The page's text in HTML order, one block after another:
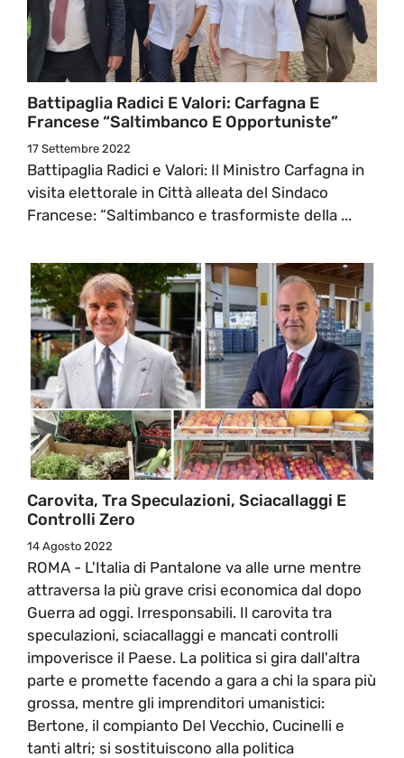
Battipaglia Radici E Valori: Carfagna E
Francese “saltimbanco E Opportuniste”
17 Settembre 2022
Battipaglia Radici e Valori: Il Ministro Carfagna in
visita elettorale in Città alleata del Sindaco
Francese: “Saltimbanco e trasformiste della ...
Carovita, Tra Speculazioni, Sciacallaggi E
Controlli Zero
14 Agosto 2022
ROMA - L'Italia di Pantalone va alle urne mentre
attraversa la più grave crisi economica dal dopo
Guerra ad oggi. Irresponsabili. Il carovita tra
speculazioni, sciacallaggi e mancati controlli
impoverisce il Paese. La politica si gira dall'altra
parte e promette facendo a gara a chi la spara più
grossa, mentre gli imprenditori umanistici:
Bertone, il compianto Del Vecchio, Cucinelli e
tanti altri; si sostituiscono alla politica